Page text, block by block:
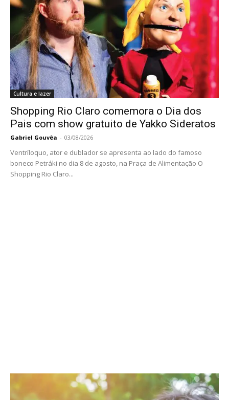
Cultura e lazer
Shopping Rio Claro comemora o Dia dos
Pais com show gratuito de Yakko Sideratos
Gabriel Gouvêa - 03/08/2026
Ventríloquo, ator e dublador se apresenta ao lado do famoso
boneco Petráki no dia 8 de agosto, na Praça de Alimentação O
Shopping Rio Claro...